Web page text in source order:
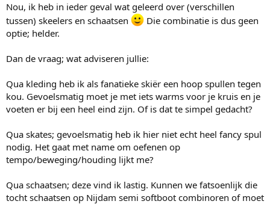
Nou, ik heb in ieder geval wat geleerd over (verschillen
tussen) skeelers en schaatsen
Die combinatie is dus geen
optie; helder.
Dan de vraag; wat adviseren jullie:
Qua kleding heb ik als fanatieke skiër een hoop spullen tegen
kou. Gevoelsmatig moet je met iets warms voor je kruis en je
voeten er bij een heel eind zijn. Of is dat te simpel gedacht?
Qua skates; gevoelsmatig heb ik hier niet echt heel fancy spul
nodig. Het gaat met name om oefenen op
tempo/beweging/houding lijkt me?
Qua schaatsen; deze vind ik lastig. Kunnen we fatsoenlijk die
tocht schaatsen op Nijdam semi softboot combinoren of moet